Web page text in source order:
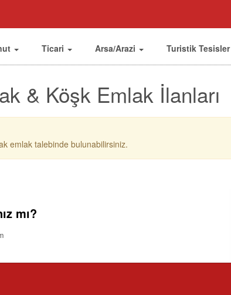
Ticari Arsa/Arazi Turistik Tesisler
& Köşk Emlak İlanları
emlak talebinde bulunabilirsiniz.
mı?